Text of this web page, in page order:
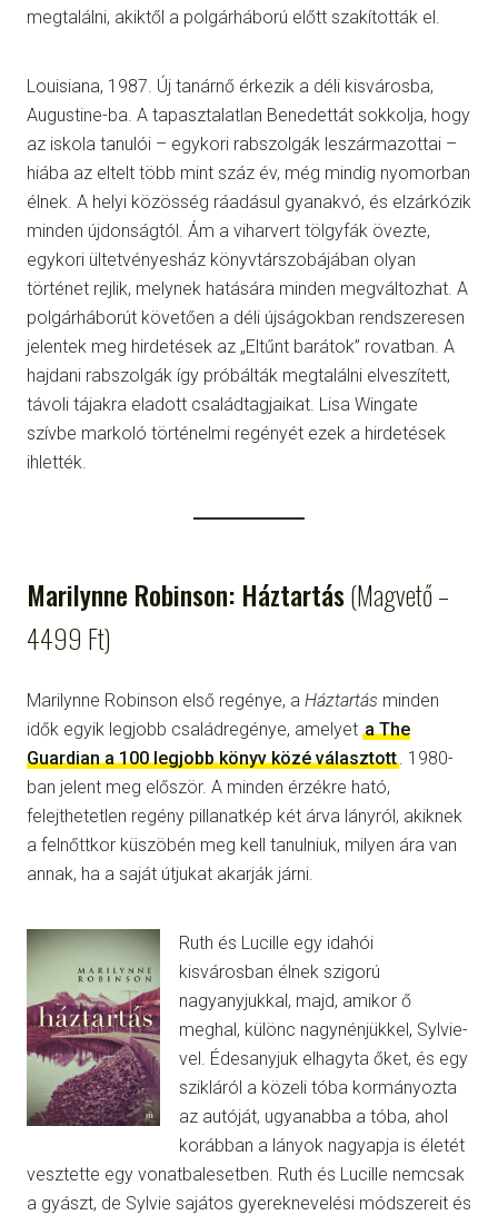
megtalálni, akiktől a polgárháború előtt szakították el.
Louisiana, 1987. Új tanárnő érkezik a déli kisvárosba,
Augustine-ba. A tapasztalatlan Benedettát sokkolja, hogy
az iskola tanulói – egykori rabszolgák leszármazottai –
hiába az eltelt több mint száz év, még mindig nyomorban
élnek. A helyi közösség ráadásul gyanakvó, és elzárkózik
minden újdonságtól. Ám a viharvert tölgyfák övezte,
egykori ültetvényesház könyvtárszobájában olyan
történet rejlik, melynek hatására minden megváltozhat. A
polgárháborút követően a déli újságokban rendszeresen
jelentek meg hirdetések az „Eltűnt barátok” rovatban. A
hajdani rabszolgák így próbálták megtalálni elveszített,
távoli tájakra eladott családtagjaikat. Lisa Wingate
szívbe markoló történelmi regényét ezek a hirdetések
ihlették.
Marilynne Robinson: Háztartás(Magvető –
4499 Ft)
Marilynne Robinson első regénye, a Háztartás minden
idők egyik legjobb családregénye, amelyet a The
Guardian a 100 legjobb könyv közé választott . 1980-
ban jelent meg először. A minden érzékre ható,
felejthetetlen regény pillanatkép két árva lányról, akiknek
a felnőttkor küszöbén meg kell tanulniuk, milyen ára van
annak, ha a saját útjukat akarják járni.
Ruth és Lucille egy idahói
kisvárosban élnek szigorú
nagyanyjukkal, majd, amikor ő
meghal, különc nagynénjükkel, Sylvie-
vel. Édesanyjuk elhagyta őket, és egy
szikláról a közeli tóba kormányozta
az autóját, ugyanabba a tóba, ahol
korábban a lányok nagyapja is életét
vesztette egy vonatbalesetben. Ruth és Lucille nemcsak
a gyászt, de Sylvie sajátos gyereknevelési módszereit és